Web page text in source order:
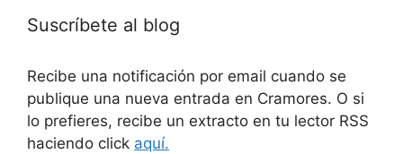
Suscríbete al blog
Recibe una notificación por email cuando se
publique una nueva entrada en Cramores. O si
lo prefieres, recibe un extracto en tu lector RSS
haciendo click aquí.